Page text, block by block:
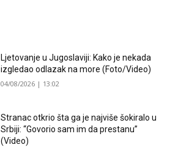
Ljetovanje u Jugoslaviji: Kako je nekada
izgledao odlazak na more (Foto/Video)
04/08/2026 | 13:02
Stranac otkrio šta ga je najviše šokiralo u
Srbiji: “Govorio sam im da prestanu”
(Video)